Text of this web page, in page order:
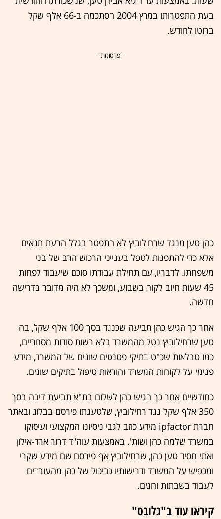
בעת התפטרותו במרץ 2004 הסתכמה ב-66 אלף שקל
ברוטו לחודש.
- פרסומת -
כהן טען מנגד שרחילוביץ לא התפטר בגלל הרעת תנאים
אלא כדי להתפנות לטפל בענייני הרכוש הרב של בני
משפחתו. לדבריו, עם תחילת עבודתו סוכם שיעבוד לפחות
45 שעות חיוב לקוח בשבוע, ומשכך לא היה מדובר בדרישה
חדשה.
אחר כך הגיש כהן תביעה שכנגד בסך 100 אלף שקל, בה
טען שרחילוביץ נטל מהמשרד בלא רשות סודות מסחריים,
כמו טבלאות שכ"ט בתיקי פטנטים שונים של המשרד, מידע
פנימי על לקוחות המשרד והוראות טיפול בתיקים שונים.
כחודשיים אחר כך הגיש כהן לשלום בת"א תביעת דיבה בסך
350 אלף שקל נגד רחילוביץ, שלטענתו פירסם בבלוג ובאתר
חברת ipfactor מידע כוזב לגבי ניסיונו המקצועי ועיסוקו
במשרד שלמה כהן ושות'. באמצעות עוה"ד דרור ארד-אילון
ואתי חסיד טען כהן, שרחילוביץ אף פירסם שם מידע שקרי
ומכפיש על המשרד ודרישותיו כביכול של כהן מהעובדים
לעבוד בשבתות וחגים.
קיראו עוד ב"גלובס"